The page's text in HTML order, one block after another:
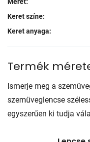
Keret színe:
Keret anyaga:
Termék
Ismerje meg a
szemüveglencse
egyszerűen ki tudja